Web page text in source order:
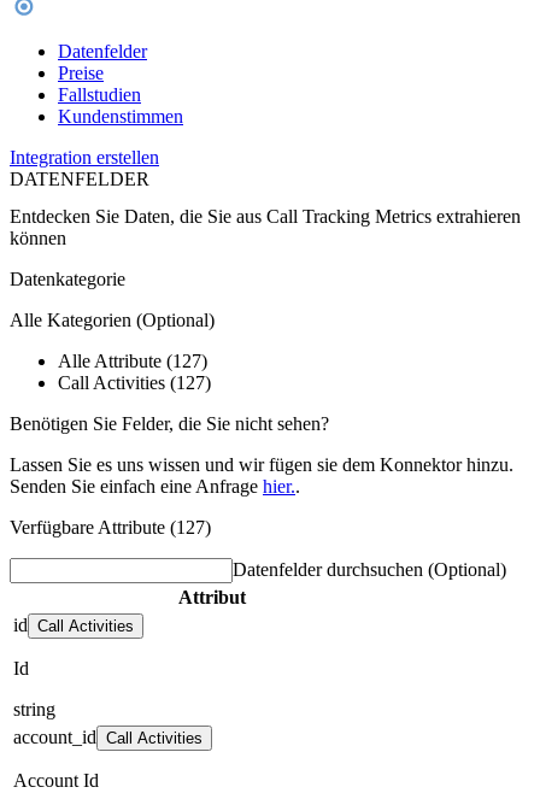
Datenfelder
Preise
Fallstudien
Kundenstimmen
Integration erstellen
DATENFELDER
Entdecken Sie Daten, die Sie aus Call Tracking Metrics extrahieren
können
Datenkategorie
Alle Kategorien (Optional)
Alle Attribute (127)
Call Activities (127)
Benötigen Sie Felder, die Sie nicht sehen?
Lassen Sie es uns wissen und wir fügen sie dem Konnektor hinzu.
Senden Sie einfach eine Anfrage hier..
Verfügbare Attribute (127)
Datenfelder durchsuchen (Optional)
Attribut
id Call Activities
Id
string
account_id Call Activities
Account Id